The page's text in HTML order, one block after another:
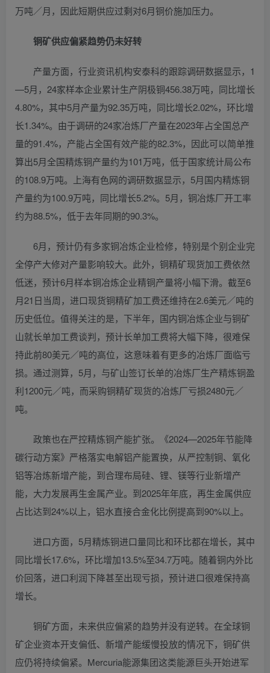
万吨／月，因此短期供应过剩对6月铜价施加压力。
铜矿供应偏紧趋势仍未好转
产量方面，行业资讯机构安泰科的跟踪调研数据显示，1
—5月，24家样本企业累计生产阴极铜456.38万吨，同比增长
4.80%，其中5月产量为92.35万吨，同比增长2.02%，环比增
长1.34%。由于调研的24家冶炼厂产量在2023年占全国总产
量的91.4%，产能占全国有效产能的82.3%，因此可以简单推
算出5月全国精炼铜产量约为101万吨，低于国家统计局公布
的108.9万吨。上海有色网的调研数据显示，5月国内精炼铜
产量约为100.9万吨，同比增长5.2%。5月，铜冶炼厂开工率
约为88.5%，低于去年同期的90.3%。
6月，预计仍有多家铜冶炼企业检修，特别是个别企业完
全停产大修对产量影响较大。此外，铜精矿现货加工费依然
低迷，预计6月样本铜冶炼企业精铜产量将小幅下滑。截至6
月21日当周，进口现货铜精矿加工费还维持在2.6美元／吨的
历史低位。值得关注的是，下半年，国内铜冶炼企业与铜矿
山就长单加工费谈判，预计长单加工费将大幅下降，很难保
持此前80美元／吨的高位，这意味着有更多的冶炼厂面临亏
损。通过测算，5月，与矿山签订长单的冶炼厂生产精炼铜盈
利1200元／吨，而采购铜精矿现货的冶炼厂亏损2480元／
吨。
政策也在严控精炼铜产能扩张。《2024—2025年节能降
碳行动方案》严格落实电解铝产能置换，从严控制铜、氧化
铝等冶炼新增产能，到合理布局硅、锂、镁等行业新增产
能，大力发展再生金属产业。到2025年年底，再生金属供应
占比达到24%以上，铝水直接合金化比例提高到90%以上。
进口方面，5月精炼铜进口量同比和环比都在增长，其中
同比增长17.6%，环比增加13.5%至34.7万吨。随着铜内外比
价回落，进口利润下降甚至出现亏损，预计进口很难保持高
增长。
铜矿方面，未来供应偏紧的趋势并没有逆转。在全球铜
矿企业资本开支偏低、新增产能缓慢投放的情况下，铜矿供
应仍将持续偏紧。Mercuria能源集团这类能源巨头开始进军